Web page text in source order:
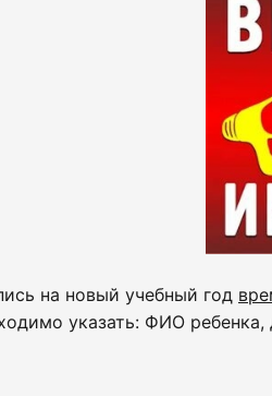
на новый учебный год
указать: ФИО ребенка,